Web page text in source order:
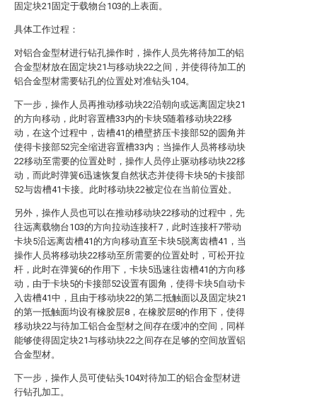
固定块21固定于载物台103的上表面。
具体工作过程：
对铝合金型材进行钻孔操作时，操作人员先将待加工的铝
合金型材放在固定块21与移动块22之间，并使得待加工的
铝合金型材需要钻孔的位置处对准钻头104。
下一步，操作人员再推动移动块22沿朝向或远离固定块21
的方向移动，此时容置槽33内的卡块5随着移动块22移
动，在这个过程中，齿槽41的槽壁挤压卡接部52的圆角并
使得卡接部52完全缩进容置槽33内；当操作人员将移动块
22移动至需要的位置处时，操作人员停止驱动移动块22移
动，而此时弹簧6迅速恢复自然状态并使得卡块5的卡接部
52与齿槽41卡接。此时移动块22被定位在当前位置处。
另外，操作人员也可以在推动移动块22移动的过程中，先
往远离载物台103的方向拉动连接杆7，此时连接杆7带动
卡块5沿远离齿槽41的方向移动直至卡块5脱离齿槽41，当
操作人员将移动块22移动至所需要的位置处时，可松开拉
杆，此时在弹簧6的作用下，卡块5迅速往齿槽41的方向移
动，由于卡块5的卡接部52设置有圆角，使得卡块5自动卡
入齿槽41中，且由于移动块22的第二抵触面以及固定块21
的第一抵触面均设有橡胶层8，在橡胶层8的作用下，使得
移动块22与待加工铝合金型材之间存在缓冲的空间，同样
能够使得固定块21与移动块22之间存在足够的空间放置铝
合金型材。
下一步，操作人员可使钻头104对待加工的铝合金型材进
行钻孔加工。